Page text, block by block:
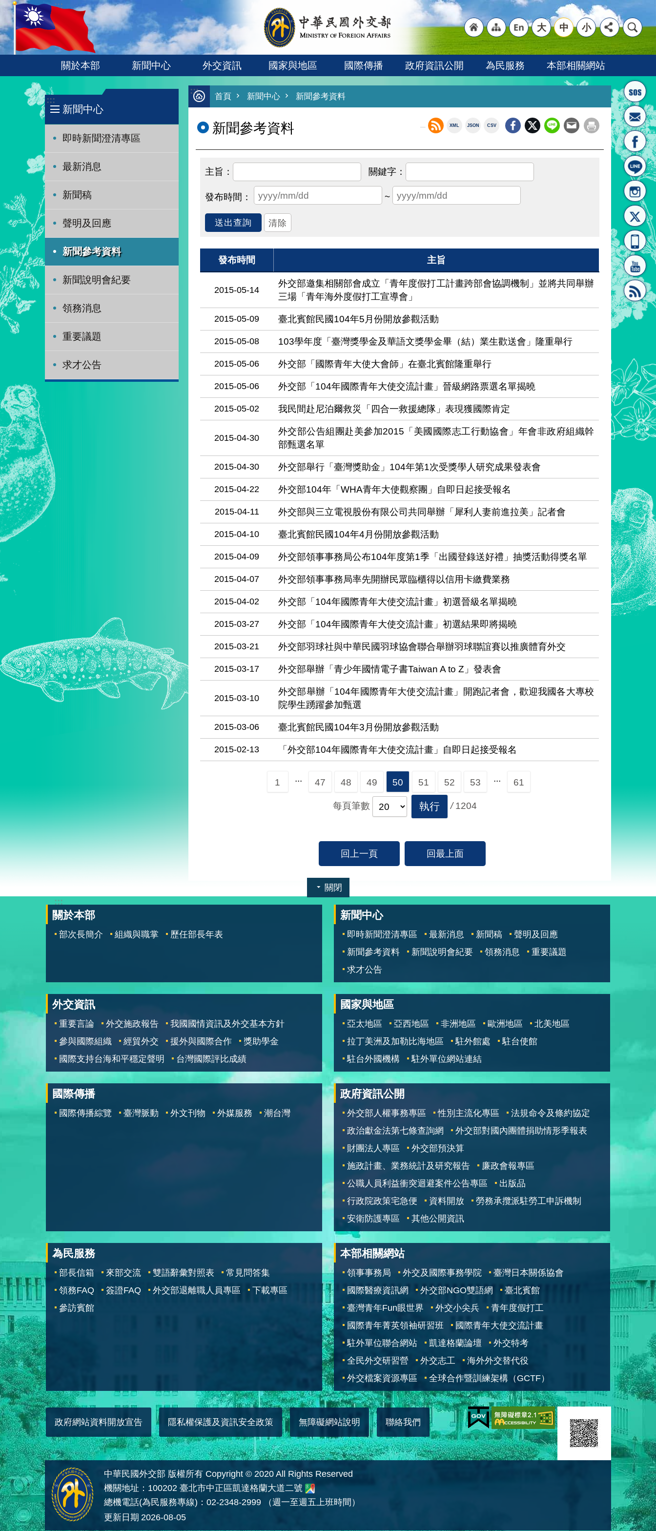
跳到主要內容區塊
:::
首頁
"網
站導
結]"
"英
文語
大 中 小
關於本部 新聞中心 外交資訊 國家與地區 國際傳播 政府資訊公開 為民服務 本部相關網站
:::
新聞中心
即時新聞澄清專區
最新消息
新聞稿
聲明及回應
新聞參考資料
新聞說明會紀要
領務消息
重要議題
求才公告
:::
首頁 新聞中心 新聞參考資料
新聞參考資料 XML JSON CSV
~
發布時間 主旨
2015-05-14
外交部邀集相關部會成立「青年度假打工計畫跨部會協調機制」並將共同舉辦
三場「青年海外度假打工宣導會」
2015-05-09 臺北賓館民國104年5月份開放參觀活動
2015-05-08 103學年度「臺灣獎學金及華語文獎學金畢（結）業生歡送會」隆重舉行
2015-05-06 外交部「國際青年大使大會師」在臺北賓館隆重舉行
2015-05-06 外交部「104年國際青年大使交流計畫」晉級網路票選名單揭曉
2015-05-02 我民間赴尼泊爾救災「四合一救援總隊」表現獲國際肯定
2015-04-30
外交部公告組團赴美參加2015「美國國際志工行動協會」年會非政府組織幹
部甄選名單
2015-04-30 外交部舉行「臺灣獎助金」104年第1次受獎學人研究成果發表會
2015-04-22 外交部104年「WHA青年大使觀察團」自即日起接受報名
2015-04-11 外交部與三立電視股份有限公司共同舉辦「犀利人妻前進拉美」記者會
2015-04-10 臺北賓館民國104年4月份開放參觀活動
2015-04-09 外交部領事事務局公布104年度第1季「出國登錄送好禮」抽獎活動得獎名單
2015-04-07 外交部領事事務局率先開辦民眾臨櫃得以信用卡繳費業務
2015-04-02 外交部「104年國際青年大使交流計畫」初選晉級名單揭曉
2015-03-27 外交部「104年國際青年大使交流計畫」初選結果即將揭曉
2015-03-21 外交部羽球社與中華民國羽球協會聯合舉辦羽球聯誼賽以推廣體育外交
2015-03-17 外交部舉辦「青少年國情電子書Taiwan A to Z」發表會
2015-03-10
外交部舉辦「104年國際青年大使交流計畫」開跑記者會，歡迎我國各大專校
院學生踴躍參加甄選
2015-03-06 臺北賓館民國104年3月份開放參觀活動
2015-02-13 「外交部104年國際青年大使交流計畫」自即日起接受報名
1 ... 47 48 49 50 51 52 53 ... 61
每頁筆數 執行 / 1204
回上一頁 回最上面
關閉
:::
關於本部
部次長簡介 組織與職掌 歷任部長年表
新聞中心
即時新聞澄清專區 最新消息 新聞稿
聲明及回應
新聞參考資料
新聞說明會紀要 領務消息
重要議題
求才公告
外交資訊
重要言論 外交施政報告
我國國情資訊及外交基本方針
參與國際組織
經貿外交 援外與國際合作
獎助學金
國際支持台海和平穩定聲明
台灣國際評比成績
國家與地區
亞太地區 亞西地區 非洲地區 歐洲地區
北美地區
拉丁美洲及加勒比海地區
駐外館處
駐台使館
駐台外國機構
駐外單位網站連結
國際傳播
國際傳播綜覽 臺灣脈動 外文刊物 外媒服務 潮台灣
政府資訊公開
外交部人權事務專區 性別主流化專區
法規命令及條約協定
政治獻金法第七條查詢網
外交部對國內團體捐助情形季報表
財團法人專區
外交部預決算
施政計畫、業務統計及研究報告
廉政會報專區
公職人員利益衝突迴避案件公告專區
出版品
行政院政策宅急便
資料開放
勞務承攬派駐勞工申訴機制
安衛防護專區
其他公開資訊
為民服務
部長信箱 來部交流 雙語辭彙對照表
常見問答集
領務FAQ
簽證FAQ 外交部退離職人員專區
下載專區
參訪賓館
本部相關網站
領事事務局 外交及國際事務學院
臺灣日本關係協會
國際醫療資訊網
外交部NGO雙語網
臺北賓館
臺灣青年Fun眼世界
外交小尖兵
青年度假打工
國際青年菁英領袖研習班
國際青年大使交流計畫
駐外單位聯合網站
凱達格蘭論壇
外交特考
全民外交研習營
外交志工
海外外交替代役
外交檔案資源專區
全球合作暨訓練架構（GCTF）
政府網站資料開放宣告 隱私權保護及資訊安全政策 無障礙網站說明 聯絡我們
中華民國外交部 版權所有 Copyright © 2020 All Rights Reserved
機關地址：100202 臺北市中正區凱達格蘭大道二號
總機電話(為民服務專線)：02-2348-2999 （週一至週五上班時間）
更新日期 2026-08-05